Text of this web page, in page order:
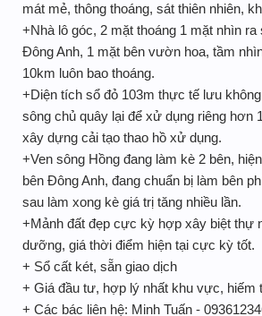
mát mẻ, thông thoáng, sát thiên nhiên,
+Nhà lô góc, 2 mặt thoáng 1 mặt nhìn ra
Đông Anh, 1 mặt bên vườn hoa, tầm
10km luôn bao thoáng.
+Diện tích sổ đỏ 103m thực tế lưu
sông chủ quây lại để xử dụng riêng hơn
xây dựng cải tạo thao hồ xử dụng.
+Ven sông Hồng đang làm kè 2 bên,
bên Đông Anh, đang chuẩn bị làm bên
sau làm xong kè giá trị tăng nhiều lần.
+Mảnh đất đẹp cực kỳ hợp xây biệt thự
dưỡng, giá thời điểm hiện tại cực kỳ tốt.
+ Sổ cất két, sẵn giao dịch
+ Giá đầu tư, hợp lý nhất khu vực, hiếm
+ Các bác liên hệ: Minh Tuấn -